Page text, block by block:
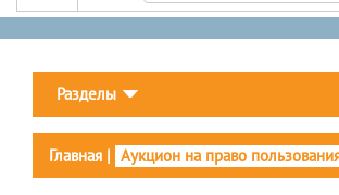
Разделы
Главная | Аукцион на право